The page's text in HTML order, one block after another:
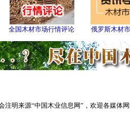
全国木材市场行情评论 俄罗斯木材
注明来源“中国木业信息网”，欢迎各媒体